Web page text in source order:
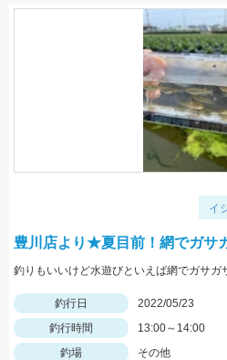
イ
豊川店より★夏目前！網でガサ
釣行日
2022/05/23
釣行時間
13:00～14:00
釣場
その他